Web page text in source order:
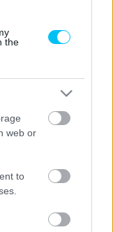
the
web or
to
jelentette be
erős szereplést
elért
a
van benne, és
olasz csapatban
egy új motor